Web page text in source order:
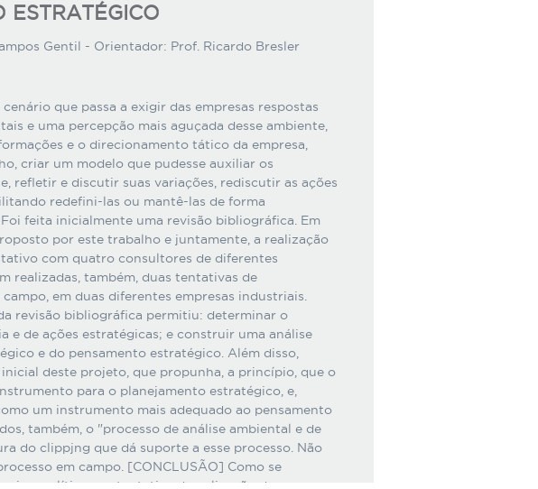
ESTRATÉGICO
Gentil - Orientador: Prof. Ricardo Bresler
que passa a exigir das empresas respostas
e uma percepção mais aguçada desse ambiente,
e o direcionamento tático da empresa,
criar um modelo que pudesse auxiliar os
refletir e discutir suas variações, rediscutir as ações
redefini-las ou mantê-las de forma
feita inicialmente uma revisão bibliográfica. Em
por este trabalho e juntamente, a realização
com quatro consultores de diferentes
realizadas, também, duas tentativas de
em duas diferentes empresas industriais.
revisão bibliográfica permitiu: determinar o
e de ações estratégicas; e construir uma análise
e do pensamento estratégico. Além disso,
deste projeto, que propunha, a princípio, que o
para o planejamento estratégico, e,
um instrumento mais adequado ao pensamento
também, o "processo de análise ambiental e de
do clippjng que dá suporte a esse processo. Não
em campo. [CONCLUSÃO] Como se
e políticas na tentativa de aplicação do processo